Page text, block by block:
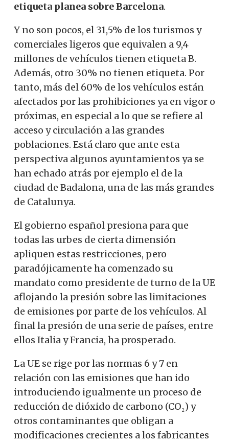
etiqueta planea sobre Barcelona.
Y no son pocos, el 31,5% de los turismos y
comerciales ligeros que equivalen a 9,4
millones de vehículos tienen etiqueta B.
Además, otro 30% no tienen etiqueta. Por
tanto, más del 60% de los vehículos están
afectados por las prohibiciones ya en vigor o
próximas, en especial a lo que se refiere al
acceso y circulación a las grandes
poblaciones. Está claro que ante esta
perspectiva algunos ayuntamientos ya se
han echado atrás por ejemplo el de la
ciudad de Badalona, ​​una de las más grandes
de Catalunya.
El gobierno español presiona para que
todas las urbes de cierta dimensión
apliquen estas restricciones, pero
paradójicamente ha comenzado su
mandato como presidente de turno de la UE
aflojando la presión sobre las limitaciones
de emisiones por parte de los vehículos. Al
final la presión de una serie de países, entre
ellos Italia y Francia, ha prosperado.
La UE se rige por las normas 6 y 7 en
relación con las emisiones que han ido
introduciendo igualmente un proceso de
reducción de dióxido de carbono (CO₂) y
otros contaminantes que obligan a
modificaciones crecientes a los fabricantes